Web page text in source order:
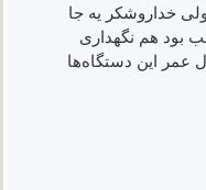
خداروشکر یه جا
بود هم نگهداری
عمر این دستگاه‌ها